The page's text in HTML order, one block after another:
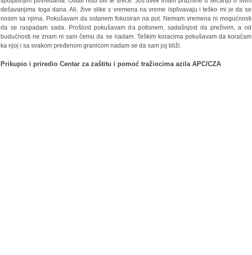
dešavanjima toga dana. Ali, žive slike s vremena na vreme isplivavaju i teško mi je da se
nosim sa njima. Pokušavam da ostanem fokusiran na put. Nemam vremena ni mogućnosti
da se raspadam sada. Prošlost pokušavam da potisnem, sadašnjost da preživim, a od
budućnosti ne znam ni sam čemu da se nadam. Teškim koracima pokušavam da koračam
ka njoj i sa svakom pređenom granicom nadam se da sam joj bliži.
Prikupio i priredio Centar za zaštitu i pomoć tražiocima azila APC/CZA